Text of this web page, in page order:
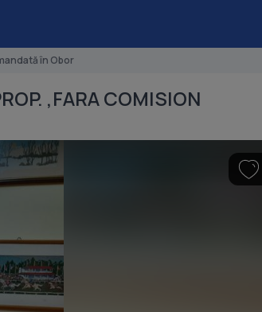
în Obor
,FARA COMISION